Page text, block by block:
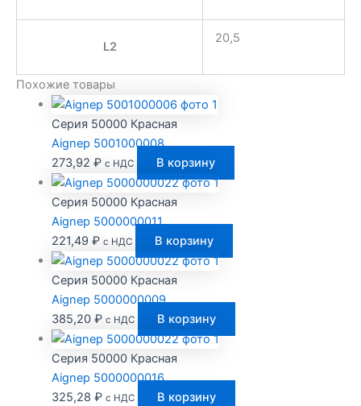
L2
20,5
Похожие товары
Серия 50000 Красная
Aignep 5001000008
273,92 ₽ с НДС В корзину
Серия 50000 Красная
Aignep 5000000011
221,49 ₽ с НДС В корзину
Серия 50000 Красная
Aignep 5000000009
385,20 ₽ с НДС В корзину
Серия 50000 Красная
Aignep 5000000016
325,28 ₽ с НДС В корзину